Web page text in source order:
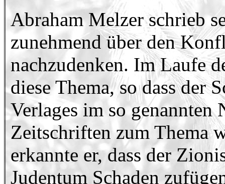
Abraham Melzer schrieb
zunehmend über den
nachzudenken. Im Laufe
diese Thema, so dass der
Verlages im so
Zeitschriften zum Thema
erkannte er, dass der
Judentum Schaden